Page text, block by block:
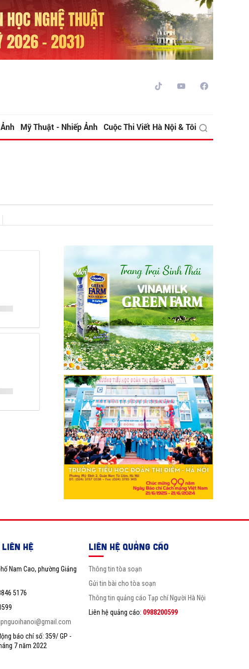
Mỹ Thuật - Nhiếp Ảnh Cuộc Thi Viết Hà Nội & Tôi
HỆ
Nam Cao, phường Giảng
5176
báo chí số: 359/ GP -
7 năm 2022
LIÊN HỆ QUẢNG CÁO
Thông tin tòa soạn
Gửi tin bài cho tòa soạn
Thông tin quảng cáo Tạp chí Người Hà Nội
Liên hệ quảng cáo: 0988200599